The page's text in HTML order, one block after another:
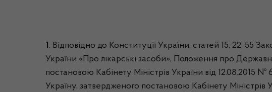
1. Відповідно до Конституції України, статей 15, 22, 55
України «Про лікарські засоби», Положення про
постановою Кабінету Міністрів України від 12.08.2015
Україну, затвердженого постановою Кабінету